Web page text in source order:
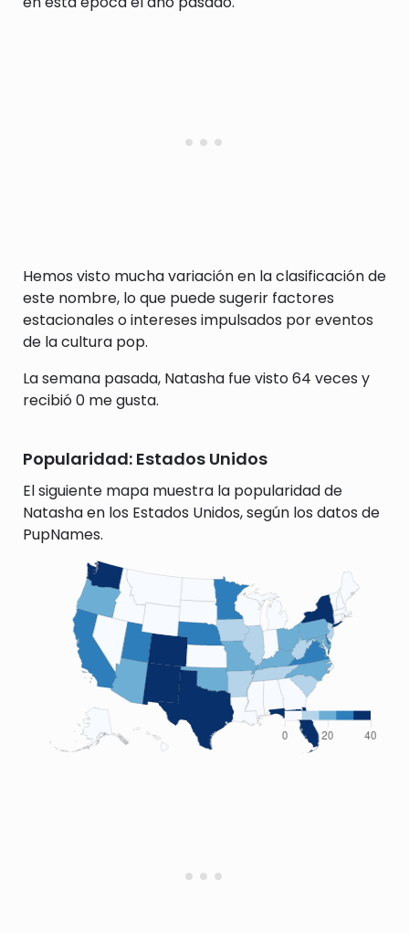
Hemos visto mucha variación en la clasificación de
este nombre, lo que puede sugerir factores
estacionales o intereses impulsados por eventos
de la cultura pop.
La semana pasada, Natasha fue visto 64 veces y
recibió 0 me gusta.
Popularidad: Estados Unidos
El siguiente mapa muestra la popularidad de
Natasha en los Estados Unidos, según los datos de
PupNames.